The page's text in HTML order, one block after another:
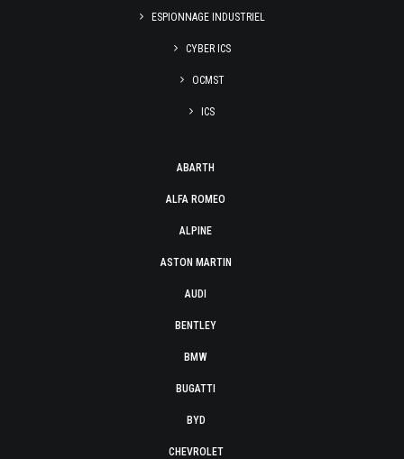
ESPIONNAGE INDUSTRIEL
CYBER ICS
OCMST
ICS
ABARTH
ALFA ROMEO
ALPINE
ASTON MARTIN
AUDI
BENTLEY
BMW
BUGATTI
BYD
CHEVROLET